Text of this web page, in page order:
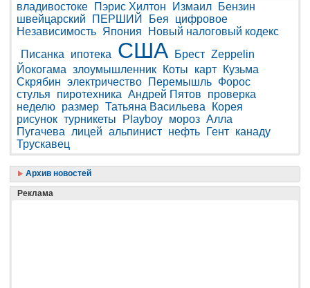
владивостоке Пэрис Хилтон Измаил
Бензин
швейцарский
ПЕРШИЙ Бея
цифровое
Независимость Япония
Новый налоговый кодекс
Писанка
ипотека США Брест Zeppelin
Йокогама злоумышленник Коты карт
Кузьма
Скрябин электричество Перемышль Форос
стулья
пиротехника Андрей Пятов
проверка
неделю размер Татьяна Васильева
Корея
рисунок турникеты Playboy мороз Алла
Пугачева
лицей альпинист нефть Гент канаду
Трускавец
Архив новостей
Реклама